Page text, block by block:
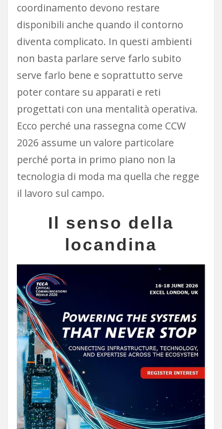
coordinamento devono restare
disponibili anche quando il contorno
diventa complicato. In questi ambienti
non basta parlare serve farlo subito
serve farlo bene e soprattutto serve
poter contare su apparati e reti
progettati con una mentalità operativa.
Ecco perché una rassegna come CCW
2026 assume un valore particolare
perché porta in primo piano non la
tecnologia di moda ma quella che regge
il lavoro sul campo.
Il senso della
locandina